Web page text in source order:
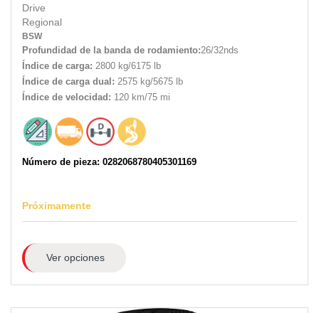
Drive
Regional
BSW
Profundidad de la banda de rodamiento:26/32nds
Índice de carga: 2800 kg/6175 lb
Índice de carga dual: 2575 kg/5675 lb
Índice de velocidad: 120 km/75 mi
Número de pieza: 0282068780405301169
Próximamente
Ver opciones